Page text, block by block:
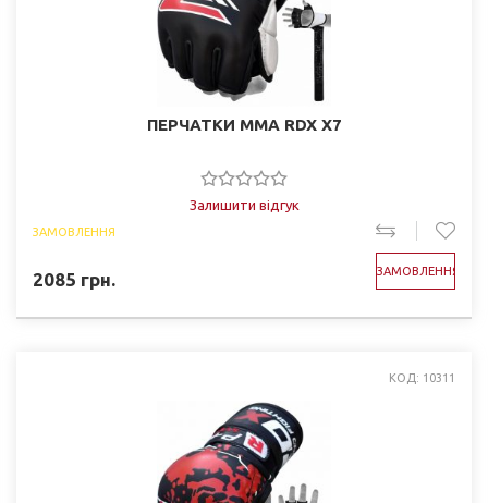
ПЕРЧАТКИ ММА RDX X7
Залишити відгук
ЗАМОВЛЕННЯ
2085 грн. ЗАМОВЛЕННЯ
КОД: 10311